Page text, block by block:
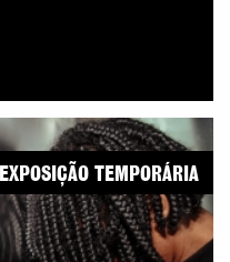
EXPOSIÇÃO TEMPORÁRIA